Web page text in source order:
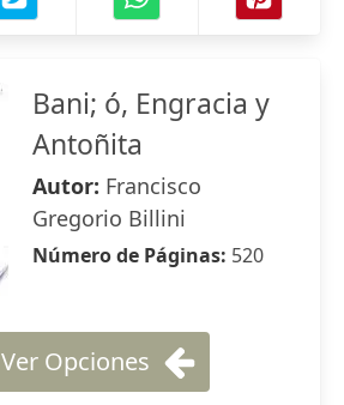
Bani; ó, Engracia y
Antoñita
Autor: Francisco
Gregorio Billini
Número de Páginas: 520
Ver Opciones